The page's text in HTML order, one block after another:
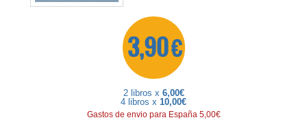
3,90 €
2 libros x 6,00€
4 libros x 10,00€
Gastos de envio para España 5,00€